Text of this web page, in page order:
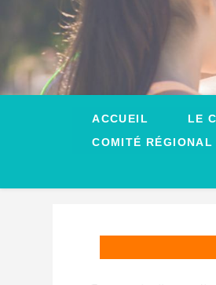
ACCUEIL LE
COMITÉ RÉGIONAL